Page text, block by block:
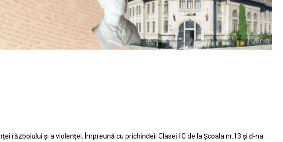
războiului și a violenței. Împreună cu prichindeii Clasei I C de la Școala nr.13 și d-na